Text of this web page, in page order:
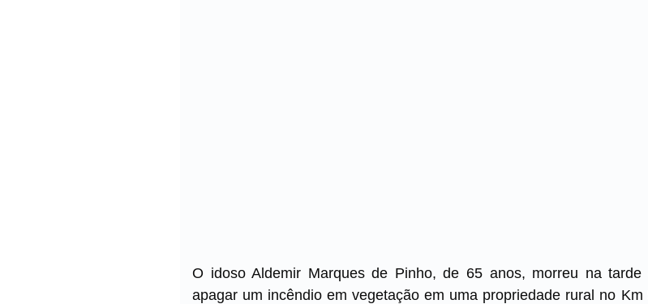
O idoso Aldemir Marques de Pinho, de 65 anos, morreu na
apagar um incêndio em vegetação em uma propriedade rural no